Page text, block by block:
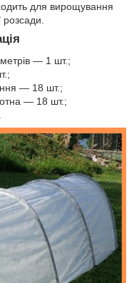
для вирощування
розсади.
— 1 шт.;
— 18 шт.;
— 18 шт.;